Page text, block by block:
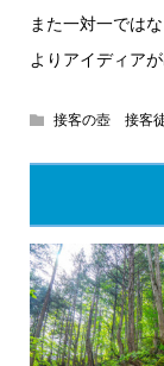
また一対一では
よりアイディア
接客の壺 接客